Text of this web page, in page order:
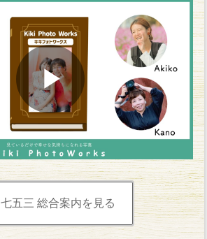
七五三 総合案内を見る